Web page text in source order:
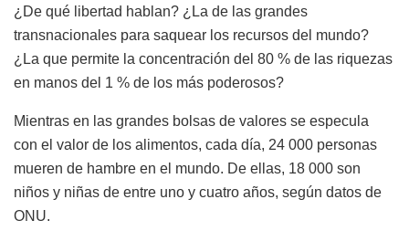
¿De qué libertad hablan? ¿La de las grandes
transnacionales para saquear los recursos del mundo?
¿La que permite la concentración del 80 % de las riquezas
en manos del 1 % de los más poderosos?
Mientras en las grandes bolsas de valores se especula
con el valor de los alimentos, cada día, 24 000 personas
mueren de hambre en el mundo. De ellas, 18 000 son
niños y niñas de entre uno y cuatro años, según datos de
ONU.